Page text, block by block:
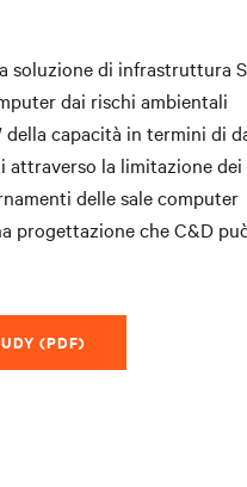
soluzione di infrastruttura
dai rischi ambientali
della capacità in termini di
attraverso la limitazione
delle sale computer
progettazione che C&D
(PDF)